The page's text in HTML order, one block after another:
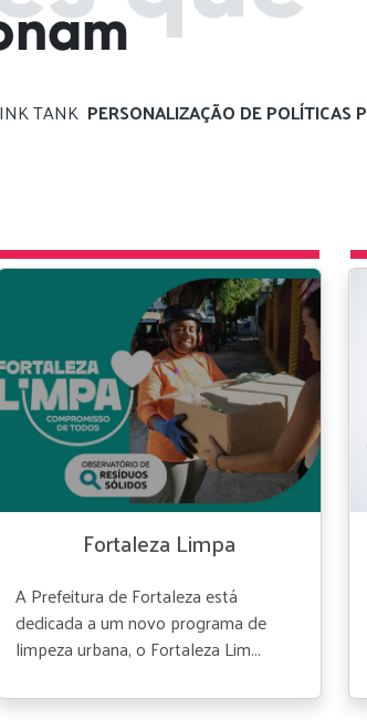
TANK PERSONALIZAÇÃO DE POLÍTICAS
Fortaleza Limpa
A Prefeitura de Fortaleza está
dedicada a um novo programa de
limpeza urbana, o Fortaleza Lim...